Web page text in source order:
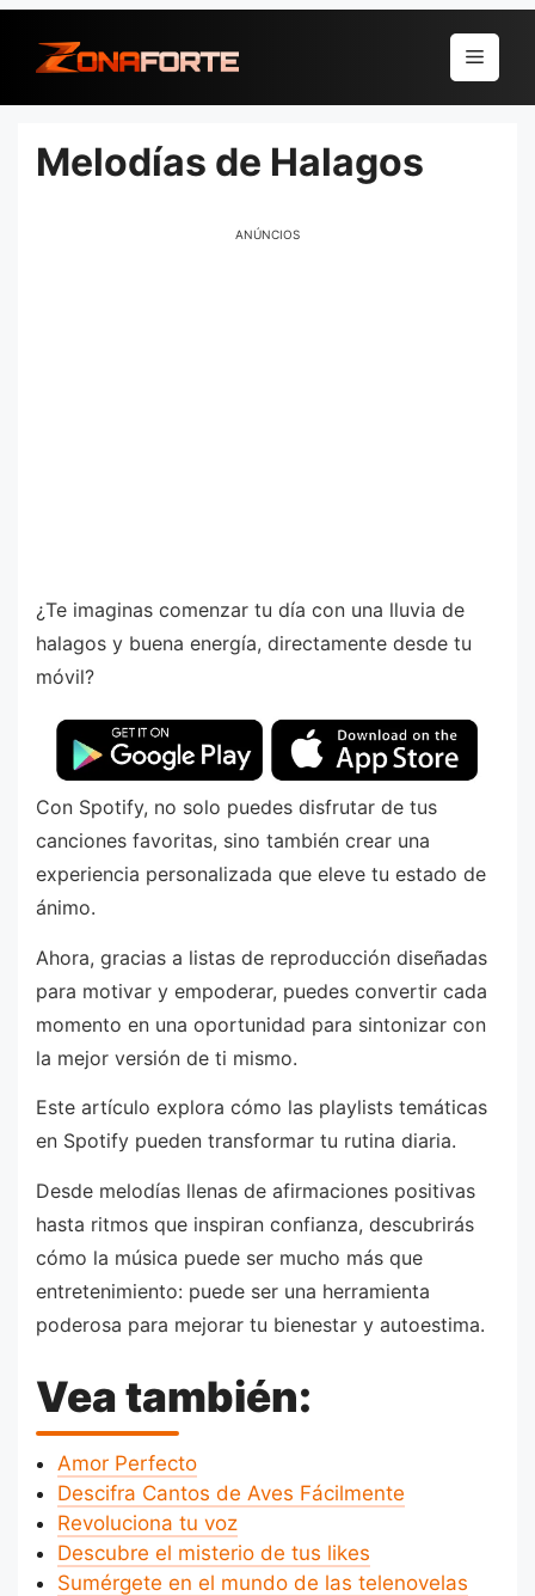
para
conteúdo
Menu
Melodías de Halagos
ANÚNCIOS
¿Te imaginas comenzar tu día con una lluvia de
halagos y buena energía, directamente desde tu
móvil?
Con Spotify, no solo puedes disfrutar de tus
canciones favoritas, sino también crear una
experiencia personalizada que eleve tu estado de
ánimo.
Ahora, gracias a listas de reproducción diseñadas
para motivar y empoderar, puedes convertir cada
momento en una oportunidad para sintonizar con
la mejor versión de ti mismo.
Este artículo explora cómo las playlists temáticas
en Spotify pueden transformar tu rutina diaria.
Desde melodías llenas de afirmaciones positivas
hasta ritmos que inspiran confianza, descubrirás
cómo la música puede ser mucho más que
entretenimiento: puede ser una herramienta
poderosa para mejorar tu bienestar y autoestima.
Vea también:
Amor Perfecto
Descifra Cantos de Aves Fácilmente
Revoluciona tu voz
Descubre el misterio de tus likes
Sumérgete en el mundo de las telenovelas